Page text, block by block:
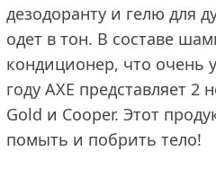
дезодоранту и гелю для
одет в тон. В составе
кондиционер, что очень
году AXE представляет
Gold и Cooper. Этот
помыть и побрить тело!